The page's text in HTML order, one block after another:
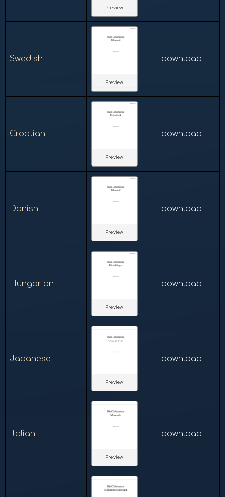
Preview
Swedish
Preview
download
Croatian
Preview
download
Danish
Preview
download
Hungarian
Preview
download
Japanese
Preview
download
Italian
Preview
download